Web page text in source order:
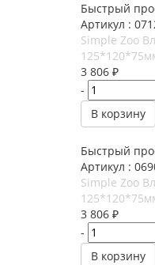
Быстрый
Артикул :
Simple Zoo
3 806 ₽
-
В корзину
Быстрый
Артикул :
Simple Zoo
3 806 ₽
-
В корзину